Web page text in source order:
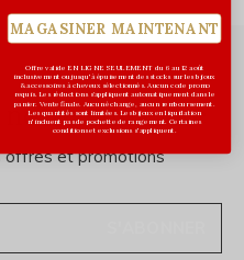
notre infolettre
offres et promotions
MAGASINER MAINTENANT
Offre valide EN LIGNE SEULEMENT du 6 au 12 août
inclusivement ou jusqu'à épuisement des stocks sur les bijoux
& accessoires à cheveux sélectionnés. Aucun code promo
requis. Les réductions s’appliquent automatiquement dans le
panier. Vente finale. Aucun échange, aucun remboursement.
Les quantités sont limitées. Les bijoux en liquidation
n'incluent pas de pochette de rangement. Certaines
conditions et exclusions s'appliquent.